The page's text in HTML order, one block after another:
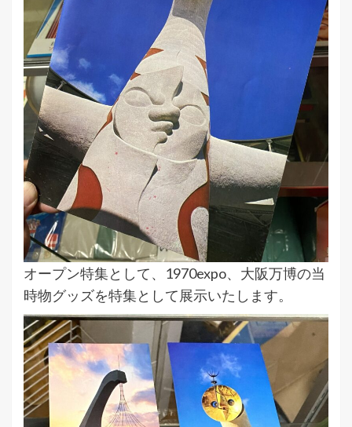
オープン特集として、1970expo、大阪万博の当
時物グッズを特集として展示いたします。